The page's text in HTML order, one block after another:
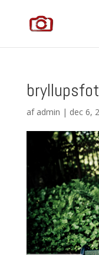
af admin | dec 6,